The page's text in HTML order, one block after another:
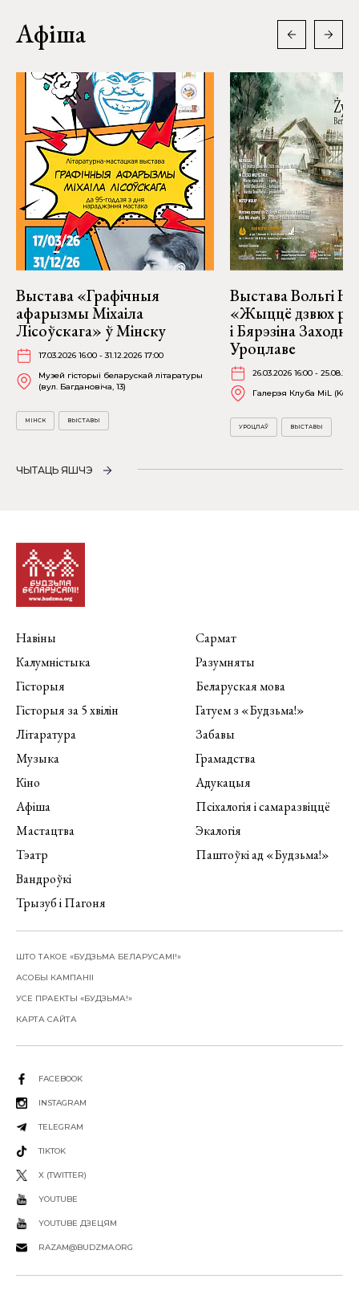
Афіша
Выстава «Графічныя
афарызмы Міхаіла
Лісоўскага» ў Мінску
17.03.2026 16:00 - 31.12.2026 17:00
Музей гісторыі беларускай літаратуры
(вул. Багдановіча, 13)
МІНСК ВЫСТАВЫ
Выстава Вольгі
«Жыццё дзвюх
і Бярэзіна
Уроцлаве
26.03.2026 16:00 -
Галерэя Клуба MiL
УРОЦЛАЎ ВЫСТАВЫ
ЧЫТАЦЬ ЯШЧЭ
Навіны
Калумністыка
Гісторыя
Гісторыя за 5 хвілін
Літаратура
Музыка
Кіно
Афіша
Мастацтва
Тэатр
Вандроўкі
Трызуб і Пагоня
Сармат
Разумняты
Беларуская мова
Гатуем з «Будзьма!»
Забавы
Грамадства
Адукацыя
Псіхалогія і самаразвіццё
Экалогія
Паштоўкі ад «Будзьма!»
ШТО ТАКОЕ «БУДЗЬМА БЕЛАРУСАМІ!»
АСОБЫ КАМПАНІІ
УСЕ ПРАЕКТЫ «БУДЗЬМА!»
КАРТА САЙТА
FACEBOOK
INSTAGRAM
TELEGRAM
TIKTOK
X (TWITTER)
YOUTUBE
YOUTUBE ДЗЕЦЯМ
RAZAM@BUDZMA.ORG